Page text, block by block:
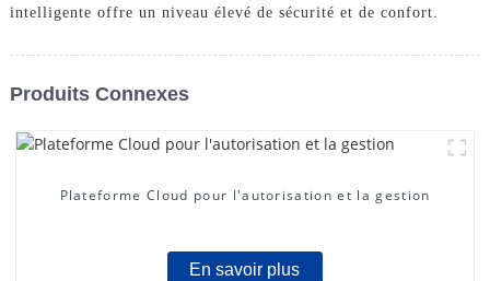
intelligente offre un niveau élevé de sécurité et de confort.
Produits Connexes
Plateforme Cloud pour l'autorisation et la gestion
En savoir plus